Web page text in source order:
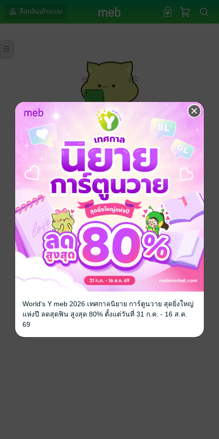
ล็อกอินเข้าระบบ
กรุณาเข้าสู่ระบบก่อนดำเนินรายการด้วยค่ะ
ล็อกอินเข้าระบบ
World's Y meb 2026 เทศกาลนิยาย การ์ตูนวาย สุดยิ่งใหญ่
แห่งปี ลดสุดฟิน สูงสุด 80% ตั้งแต่วันที่ 31 ก.ค. - 16 ส.ค.
69